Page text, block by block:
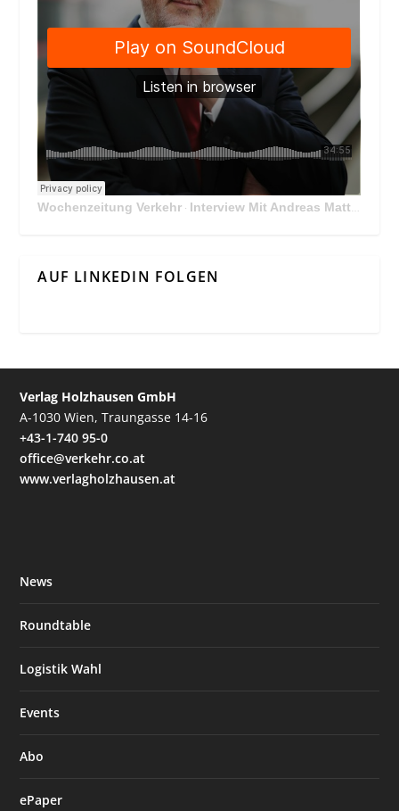
Wochenzeitung Verkehr · Interview Mit Andreas Matthä, CEO der ÖBB Holding
AUF LINKEDIN FOLGEN
Verlag Holzhausen GmbH
A-1030 Wien, Traungasse 14-16
+43-1-740 95-0
office@verkehr.co.at
www.verlagholzhausen.at
News
Roundtable
Logistik Wahl
Events
Abo
ePaper